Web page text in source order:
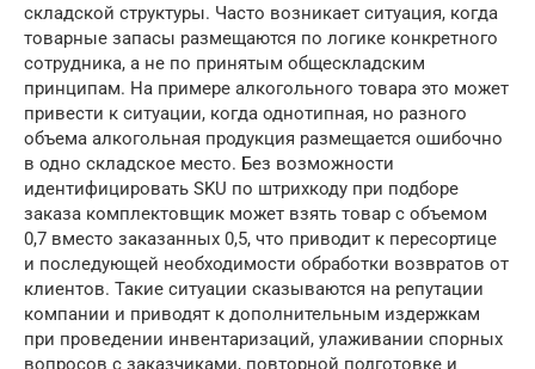
складской структуры. Часто возникает ситуация, когда
товарные запасы размещаются по логике конкретного
сотрудника, а не по принятым общескладским
принципам. На примере алкогольного товара это может
привести к ситуации, когда однотипная, но разного
объема алкогольная продукция размещается ошибочно
в одно складское место. Без возможности
идентифицировать SKU по штрихкоду при подборе
заказа комплектовщик может взять товар с объемом
0,7 вместо заказанных 0,5, что приводит к пересортице
и последующей необходимости обработки возвратов от
клиентов. Такие ситуации сказываются на репутации
компании и приводят к дополнительным издержкам
при проведении инвентаризаций, улаживании спорных
вопросов с заказчиками, повторной подготовке и